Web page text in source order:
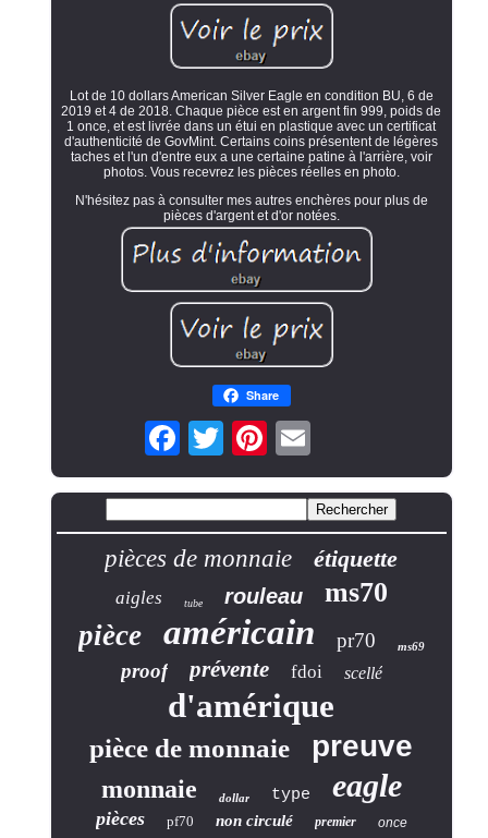
Lot de 10 dollars American Silver Eagle en condition BU, 6 de
2019 et 4 de 2018. Chaque pièce est en argent fin 999, poids de
1 once, et est livrée dans un étui en plastique avec un certificat
d'authenticité de GovMint. Certains coins présentent de légères
taches et l'un d'entre eux a une certaine patine à l'arrière, voir
photos. Vous recevrez les pièces réelles en photo.
N'hésitez pas à consulter mes autres enchères pour plus de
pièces d'argent et d'or notées.
Share
pièces de monnaie étiquette
aigles tube rouleau ms70
pièce américain pr70 ms69
proof prévente fdoi scellé
d'amérique
pièce de monnaie preuve
monnaie dollar type eagle
pièces pf70 non circulé premier once